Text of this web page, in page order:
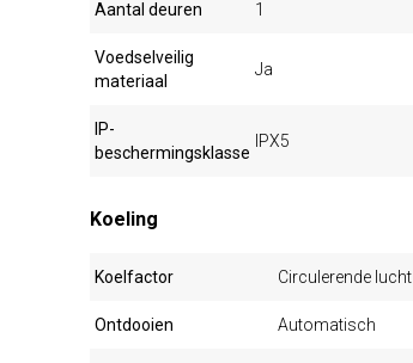
Aantal deuren 1
Voedselveilig
materiaal
Ja
IP-
beschermingsklasse
IPX5
Koeling
Koelfactor Circulerende lucht
Ontdooien Automatisch